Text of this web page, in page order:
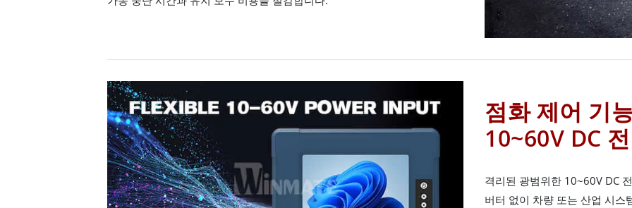
점화 제어 기
10~60V DC
격리된 광범위한 10~60V DC
버터 없이 차량 또는 산업 시스